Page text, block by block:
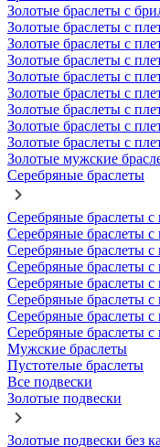
Золотые браслеты с
Золотые браслеты с
Золотые браслеты с
Золотые браслеты с
Золотые браслеты с
Золотые браслеты с
Золотые браслеты с
Золотые браслеты с
Золотые браслеты с
Золотые мужские
Серебряные браслеты
Серебряные браслеты
Серебряные браслеты с
Серебряные браслеты с
Серебряные браслеты
Серебряные браслеты
Серебряные браслеты
Серебряные браслеты
Серебряные браслеты
Мужские браслеты
Пустотелые браслеты
Все подвески
Золотые подвески
Золотые подвески без